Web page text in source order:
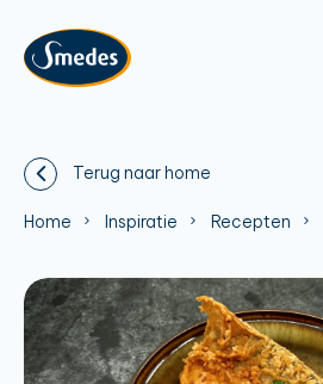
Terug naar home
Home Inspiratie Recepten